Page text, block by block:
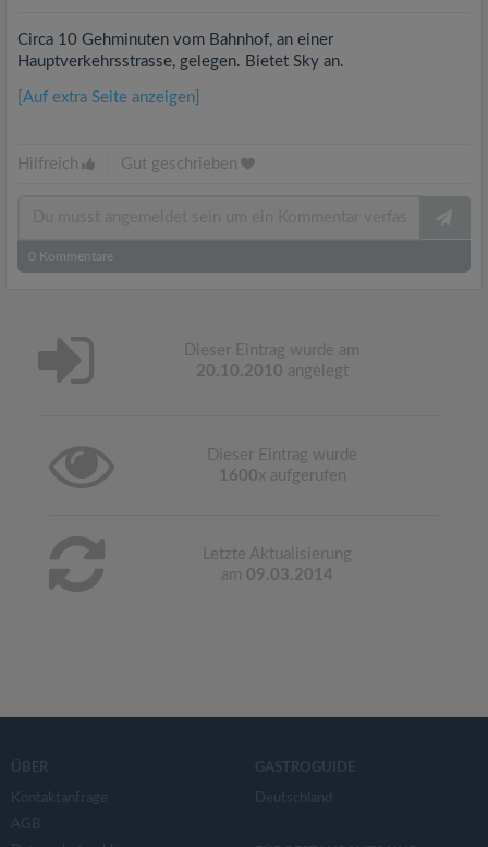
Circa 10 Gehminuten vom Bahnhof, an einer
Hauptverkehrsstrasse, gelegen. Bietet Sky an.
[Auf extra Seite anzeigen]
Hilfreich Gut geschrieben
0 Kommentare
Dieser Eintrag wurde am
20.10.2010 angelegt
Dieser Eintrag wurde
1600x aufgerufen
Letzte Aktualisierung
am 09.03.2014
ÜBER
Kontaktanfrage
AGB
GASTROGUIDE
Deutschland